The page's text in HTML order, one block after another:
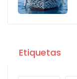
Etiquetas